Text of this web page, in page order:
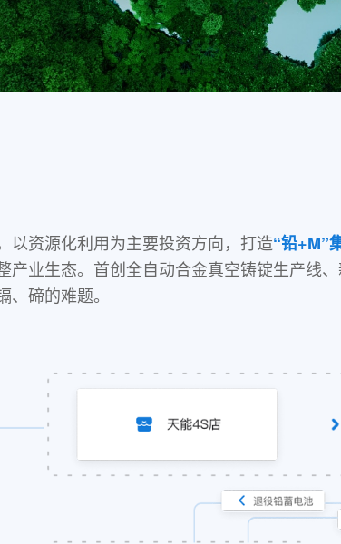
以资源化利用为主要投资方向，打造“铅+M”
产业生态。首创全自动合金真空铸锭生产线
碲的难题。